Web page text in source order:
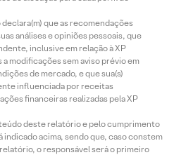
que as recomendações
análises e opiniões pessoais, que
inclusive em relação à XP
modificações sem aviso prévio em
de mercado, e que sua(s)
influenciada por receitas
financeiras realizadas pela XP
deste relatório e pelo cumprimento
indicado acima, sendo que, caso constem
o responsável será o primeiro